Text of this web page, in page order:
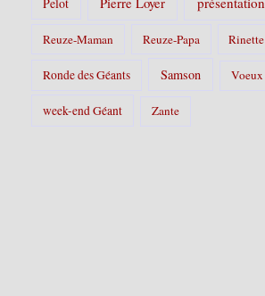
Reuze-Maman Reuze-Papa Rinette
Ronde des Géants Samson Voeux
week-end Géant Zante